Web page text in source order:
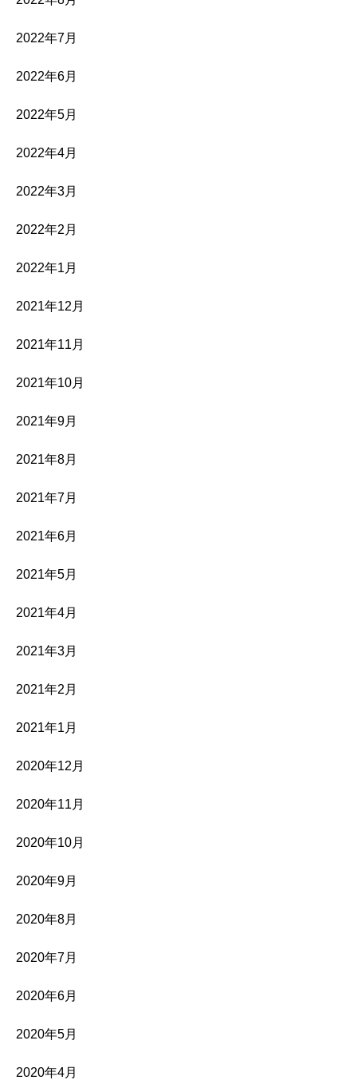
2022年7月
2022年6月
2022年5月
2022年4月
2022年3月
2022年2月
2022年1月
2021年12月
2021年11月
2021年10月
2021年9月
2021年8月
2021年7月
2021年6月
2021年5月
2021年4月
2021年3月
2021年2月
2021年1月
2020年12月
2020年11月
2020年10月
2020年9月
2020年8月
2020年7月
2020年6月
2020年5月
2020年4月